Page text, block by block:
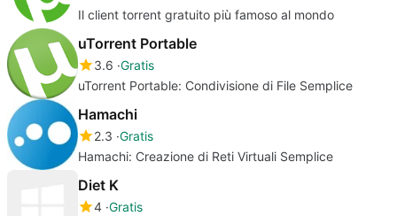
Il client torrent gratuito più famoso al mondo
uTorrent Portable
3.6 Gratis
uTorrent Portable: Condivisione di File Semplice
Hamachi
2.3 Gratis
Hamachi: Creazione di Reti Virtuali Semplice
Diet K
4 Gratis